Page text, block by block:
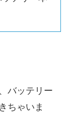
バッテリー
ちゃいま